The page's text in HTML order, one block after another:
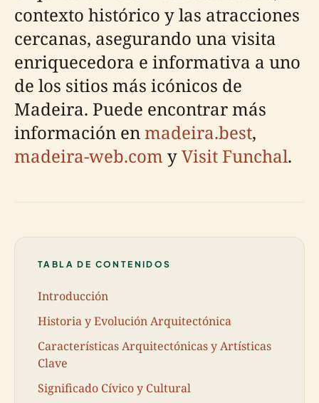
contexto histórico y las atracciones
cercanas, asegurando una visita
enriquecedora e informativa a uno
de los sitios más icónicos de
Madeira. Puede encontrar más
información enmadeira.best,
madeira-web.com yVisit Funchal.
TABLA DE CONTENIDOS
Introducción
Historia y Evolución Arquitectónica
Características Arquitectónicas y Artísticas
Clave
Significado Cívico y Cultural